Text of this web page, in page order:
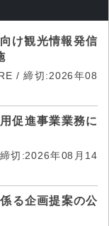
け観光情報発信
/ 締切:2026年08
促進事業業務に
切:2026年08月14
る企画提案の公